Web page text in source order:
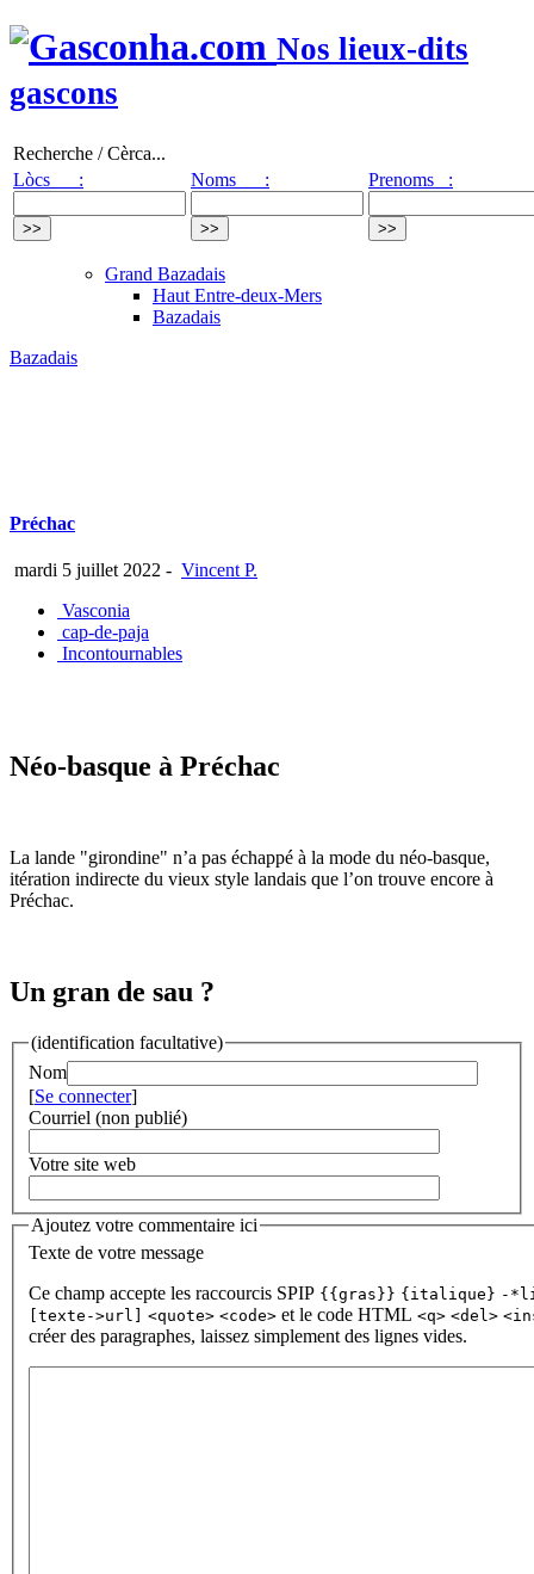
Nos lieux-dits
gascons
Recherche / Cèrca...
Lòcs :
Noms : Prenoms :
Grand Bazadais
Haut Entre-deux-Mers
Bazadais
Bazadais
Préchac
mardi 5 juillet 2022 - Vincent P.
Vasconia
cap-de-paja
Incontournables
Néo-basque à Préchac
La lande "girondine" n’a pas échappé à la mode du néo-basque,
itération indirecte du vieux style landais que l’on trouve encore à
Préchac.
Un gran de sau ?
(identification facultative)
Nom
[Se connecter]
Courriel (non publié)
Votre site web
Ajoutez votre commentaire ici
Texte de votre message
Ce champ accepte les raccourcis SPIP {{gras}} {italique} -
[texte->url]
<quote> <code> et le code HTML <q> <del>
créer des paragraphes, laissez simplement des lignes vides.